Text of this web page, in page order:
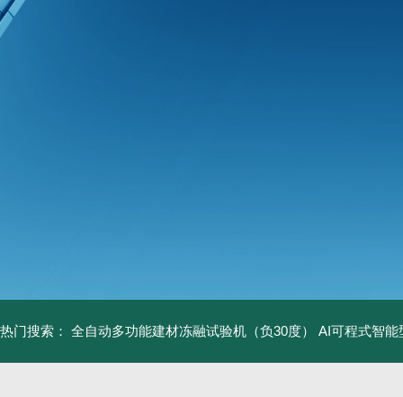
热门搜索： 全自动多功能建材冻融试验机（负30度） AI可程式智能